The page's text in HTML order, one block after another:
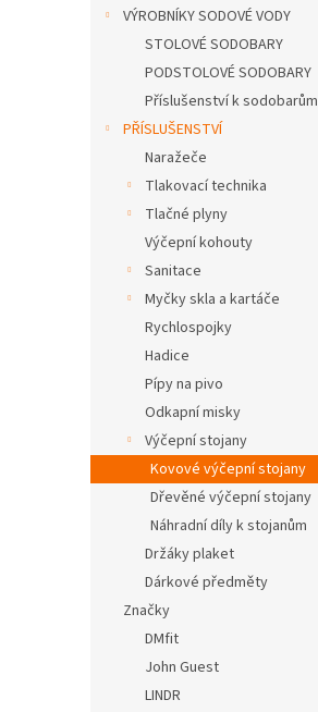
VÝROBNÍKY SODOVÉ VODY
STOLOVÉ SODOBARY
PODSTOLOVÉ SODOBARY
Příslušenství k sodobarům
PŘÍSLUŠENSTVÍ
Naražeče
Tlakovací technika
Tlačné plyny
Výčepní kohouty
Sanitace
Myčky skla a kartáče
Rychlospojky
Hadice
Pípy na pivo
Odkapní misky
Výčepní stojany
Kovové výčepní stojany
Dřevěné výčepní stojany
Náhradní díly k stojanům
Držáky plaket
Dárkové předměty
Značky
DMfit
John Guest
LINDR